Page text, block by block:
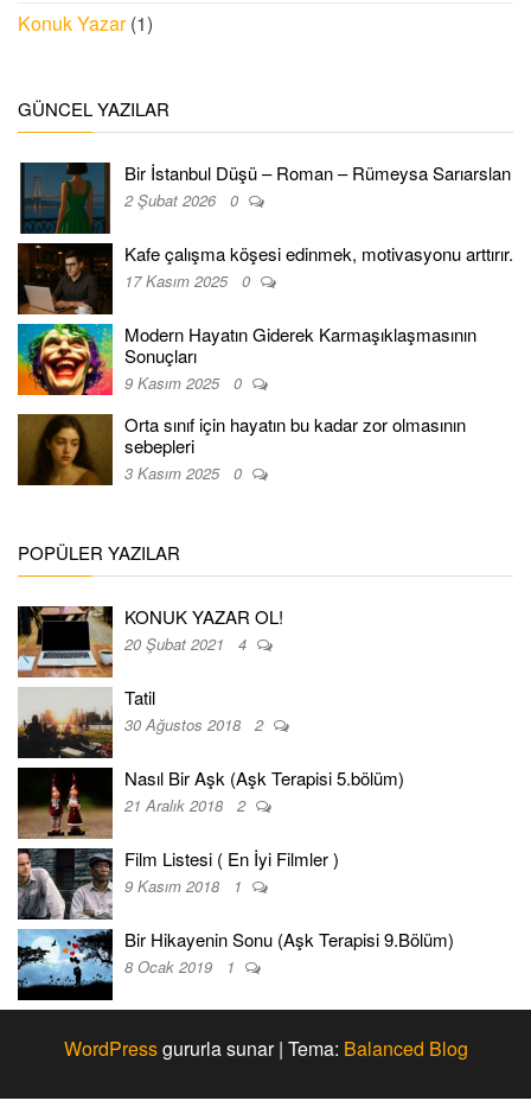
Konuk Yazar(1)
GÜNCEL YAZILAR
Bir İstanbul Düşü – Roman – Rümeysa Sarıarslan
2 Şubat 2026 0
Kafe çalışma köşesi edinmek, motivasyonu arttırır.
17 Kasım 2025 0
Modern Hayatın Giderek Karmaşıklaşmasının
Sonuçları
9 Kasım 2025 0
Orta sınıf için hayatın bu kadar zor olmasının
sebepleri
3 Kasım 2025 0
POPÜLER YAZILAR
KONUK YAZAR OL!
20 Şubat 2021 4
Tatil
30 Ağustos 2018 2
Nasıl Bir Aşk (Aşk Terapisi 5.bölüm)
21 Aralık 2018 2
Film Listesi ( En İyi Filmler )
9 Kasım 2018 1
Bir Hikayenin Sonu (Aşk Terapisi 9.Bölüm)
8 Ocak 2019 1
WordPressgururla sunar| Tema: Balanced Blog